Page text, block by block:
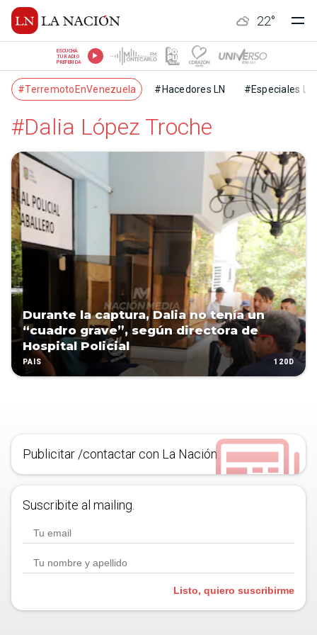
22°
ESCUCHÁ
TU RADIO
PREFERIDA
#TerremotoEnVenezuela #Hacedores LN #Especiales LN
#Dalia López Troche
Durante la captura, Dalia no tenía un
“cuadro grave”, según directora de
Hospital Policial
PAÍS 120D
Publicitar /contactar con La Nación
Suscribite al mailing.
Listo, quiero suscribirme